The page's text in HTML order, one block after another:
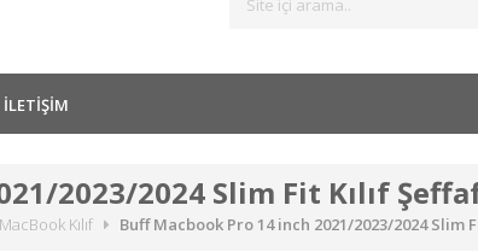
İLETİŞİM
2023/2024 Slim Fit Kılıf
MacBook Kılıf Buff Macbook Pro 14 inch 2021/2023/2024 Slim